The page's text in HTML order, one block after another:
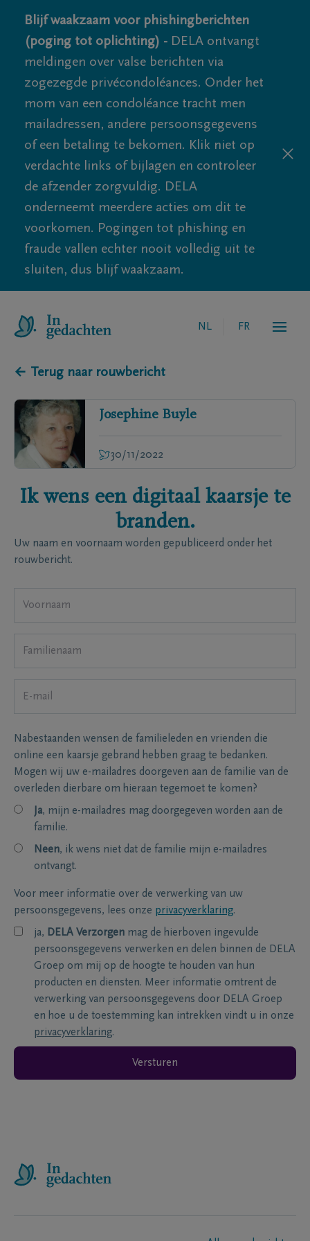
Blijf waakzaam voor phishingberichten
(poging tot oplichting) - DELA ontvangt
meldingen over valse berichten via
zogezegde privécondoléances. Onder het
mom van een condoléance tracht men
mailadressen, andere persoonsgegevens
of een betaling te bekomen. Klik niet op
verdachte links of bijlagen en controleer
de afzender zorgvuldig. DELA
onderneemt meerdere acties om dit te
voorkomen. Pogingen tot phishing en
fraude vallen echter nooit volledig uit te
sluiten, dus blijf waakzaam.
NL FR
← Terug naar rouwbericht
Josephine Buyle
30/11/2022
Ik wens een digitaal kaarsje te
branden.
Uw naam en voornaam worden gepubliceerd onder het
rouwbericht.
Nabestaanden wensen de familieleden en vrienden die
online een kaarsje gebrand hebben graag te bedanken.
Mogen wij uw e-mailadres doorgeven aan de familie van de
overleden dierbare om hieraan tegemoet te komen?
Ja, mijn e-mailadres mag doorgegeven worden aan de
familie.
Neen, ik wens niet dat de familie mijn e-mailadres
ontvangt.
Voor meer informatie over de verwerking van uw
persoonsgegevens, lees onze privacyverklaring.
ja, DELA Verzorgen mag de hierboven ingevulde
persoonsgegevens verwerken en delen binnen de DELA
Groep om mij op de hoogte te houden van hun
producten en diensten. Meer informatie omtrent de
verwerking van persoonsgegevens door DELA Groep
en hoe u de toestemming kan intrekken vindt u in onze
privacyverklaring.
Versturen